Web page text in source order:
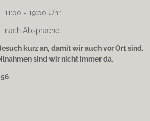
- 19:00 Uhr
Absprache
kurz an, damit wir auch vor Ort sind.
sind wir nicht immer da.